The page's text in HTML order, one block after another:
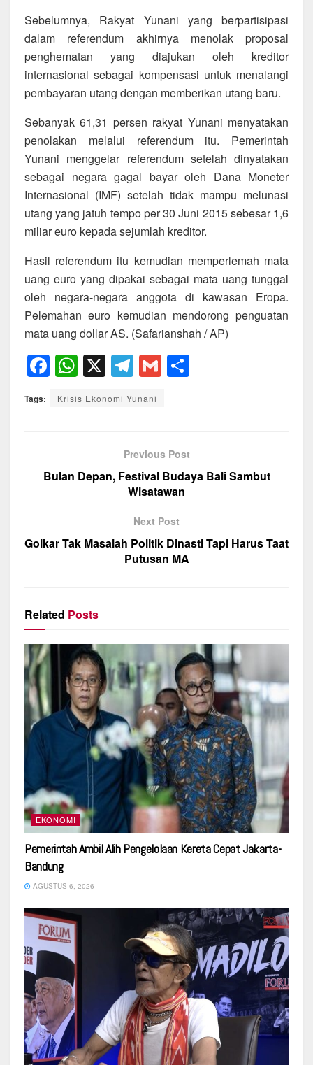
Sebelumnya, Rakyat Yunani yang berpartisipasi
dalam referendum akhirnya menolak proposal
penghematan yang diajukan oleh kreditor
internasional sebagai kompensasi untuk menalangi
pembayaran utang dengan memberikan utang baru.
Sebanyak 61,31 persen rakyat Yunani menyatakan
penolakan melalui referendum itu. Pemerintah
Yunani menggelar referendum setelah dinyatakan
sebagai negara gagal bayar oleh Dana Moneter
Internasional (IMF) setelah tidak mampu melunasi
utang yang jatuh tempo per 30 Juni 2015 sebesar 1,6
miliar euro kepada sejumlah kreditor.
Hasil referendum itu kemudian memperlemah mata
uang euro yang dipakai sebagai mata uang tunggal
oleh negara-negara anggota di kawasan Eropa.
Pelemahan euro kemudian mendorong penguatan
mata uang dollar AS. (Safarianshah / AP)
F
a
c
o
W
h
at
p
X T
el
e
a
m
G
m
Tags: Krisis Ekonomi Yunani
Previous Post
Bulan Depan, Festival Budaya Bali Sambut
Wisatawan
Next Post
Golkar Tak Masalah Politik Dinasti Tapi Harus Taat
Putusan MA
Related Posts
EKONOMI
Pemerintah Ambil Alih Pengelolaan Kereta Cepat Jakarta-
Bandung
AGUSTUS 6, 2026